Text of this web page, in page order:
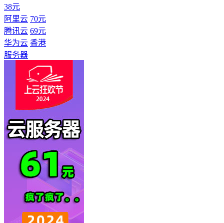
38元
阿里云 70元
腾讯云 69元
华为云 香港
服务器